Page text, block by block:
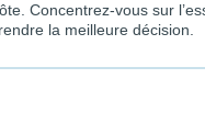
Concentrez-vous sur
la meilleure décision.